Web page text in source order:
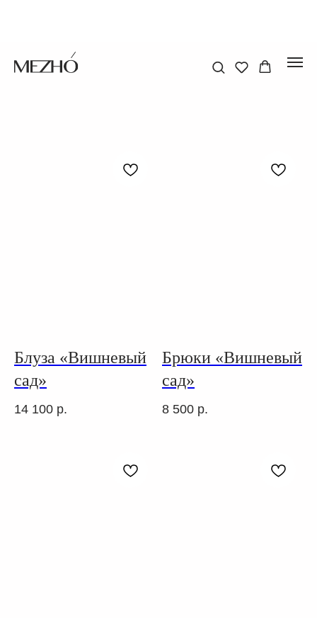
Блуза «Вишневый
сад»
14 100 р.
Брюки «Вишневый
сад»
8 500 р.